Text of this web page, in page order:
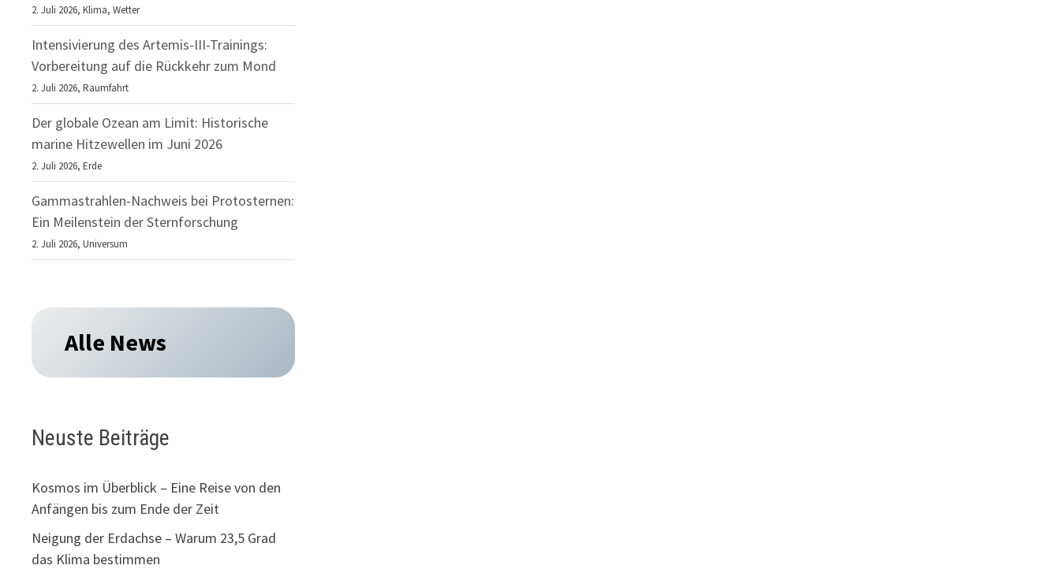
2. Juli 2026,Klima,Wetter
Intensivierung des Artemis-III-Trainings:
Vorbereitung auf die Rückkehr zum Mond
2. Juli 2026,Raumfahrt
Der globale Ozean am Limit: Historische
marine Hitzewellen im Juni 2026
2. Juli 2026,Erde
Gammastrahlen-Nachweis bei Protosternen:
Ein Meilenstein der Sternforschung
2. Juli 2026,Universum
Alle News
Neuste Beiträge
Kosmos im Überblick – Eine Reise von den
Anfängen bis zum Ende der Zeit
Neigung der Erdachse – Warum 23,5 Grad
das Klima bestimmen